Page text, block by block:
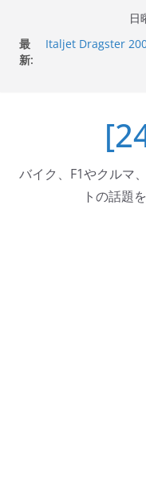
日
最
新:
Italjet Dragster
器エフェクターが
Italjet Dragster
コーナリングが楽
バイク、F1やクルマ
トの話題